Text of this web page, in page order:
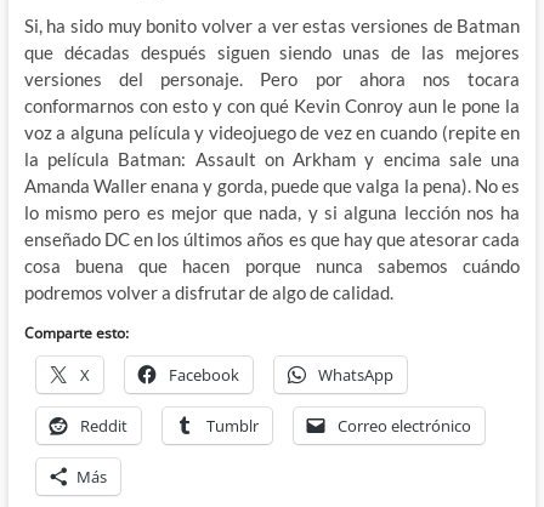
Si, ha sido muy bonito volver a ver estas versiones de Batman
que décadas después siguen siendo unas de las mejores
versiones del personaje. Pero por ahora nos tocara
conformarnos con esto y con qué Kevin Conroy aun le pone la
voz a alguna película y videojuego de vez en cuando (repite en
la película Batman: Assault on Arkham y encima sale una
Amanda Waller enana y gorda, puede que valga la pena). No es
lo mismo pero es mejor que nada, y si alguna lección nos ha
enseñado DC en los últimos años es que hay que atesorar cada
cosa buena que hacen porque nunca sabemos cuándo
podremos volver a disfrutar de algo de calidad.
Comparte esto:
X Facebook WhatsApp
Reddit Tumblr Correo electrónico
Más